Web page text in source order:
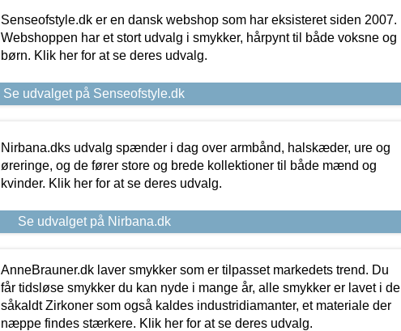
Senseofstyle.dk er en dansk webshop som har eksisteret siden 2007.
Webshoppen har et stort udvalg i smykker, hårpynt til både voksne og
børn. Klik her for at se deres udvalg.
Se udvalget på Senseofstyle.dk
Nirbana.dks udvalg spænder i dag over armbånd, halskæder, ure og
øreringe, og de fører store og brede kollektioner til både mænd og
kvinder. Klik her for at se deres udvalg.
Se udvalget på Nirbana.dk
AnneBrauner.dk laver smykker som er tilpasset markedets trend. Du
får tidsløse smykker du kan nyde i mange år, alle smykker er lavet i de
såkaldt Zirkoner som også kaldes industridiamanter, et materiale der
næppe findes stærkere. Klik her for at se deres udvalg.